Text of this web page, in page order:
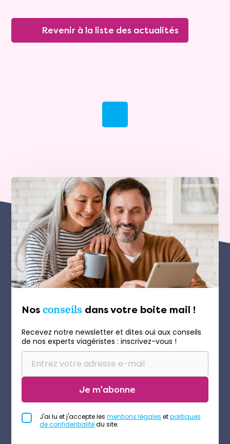
Revenir à la liste des actualités
Nos conseils dans votre boite mail !
Recevez notre newsletter et dites oui aux conseils
de nos experts viagéristes : inscrivez-vous !
Je m'abonne
J'ai lu et j'accepte les mentions légales etpolitiques
de confidentialitédu site.